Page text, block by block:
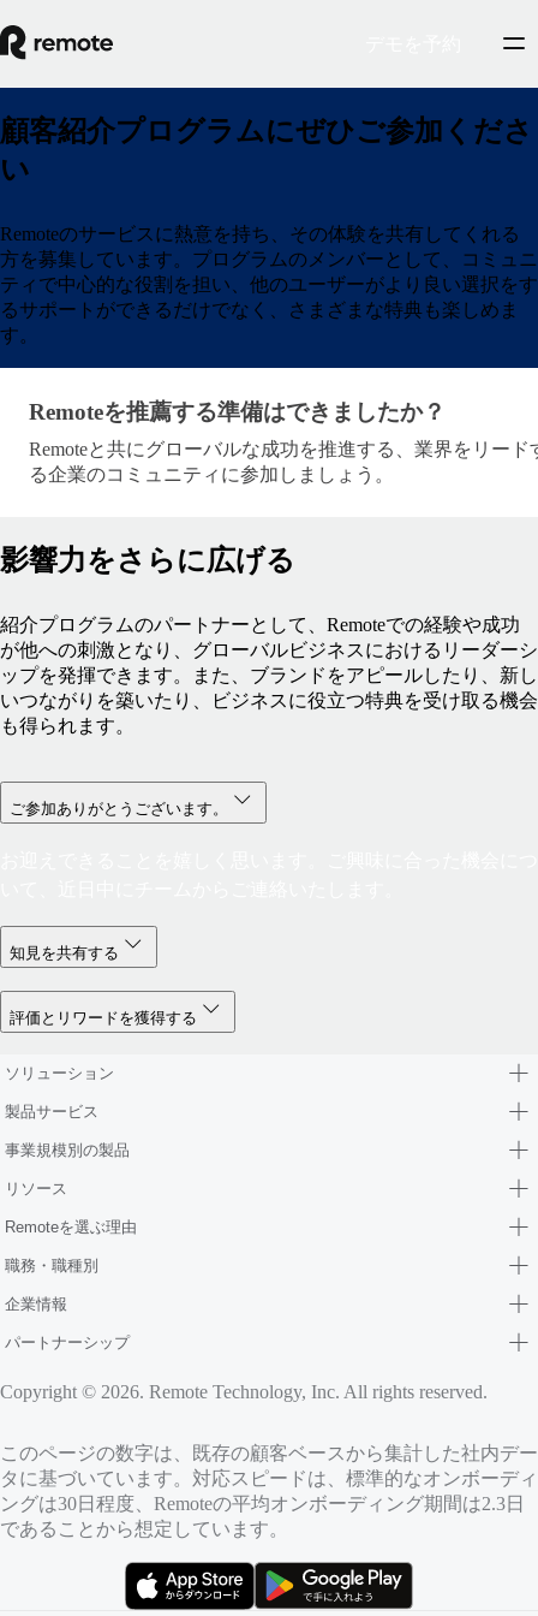
顧客紹介プログラムにぜひご参加くださ
い
Remoteのサービスに熱意を持ち、その体験を共有してくれる
方を募集しています。プログラムのメンバーとして、コミュニ
ティで中心的な役割を担い、他のユーザーがより良い選択をす
るサポートができるだけでなく、さまざまな特典も楽しめま
す。
Ready to become a Remote Advocate?
Remoteを推薦する準備はできましたか？
Remoteと共にグローバルな成功を推進する、業界をリード
る企業のコミュニティに参加しましょう。
影響力をさらに広げる
紹介プログラムのパートナーとして、Remoteでの経験や成功
が他への刺激となり、グローバルビジネスにおけるリーダーシ
ップを発揮できます。また、ブランドをアピールしたり、新し
いつながりを築いたり、ビジネスに役立つ特典を受け取る機会
も得られます。
ご参加ありがとうございます。
知見を共有する
評価とリワードを獲得する
ソリューション
製品サービス
事業規模別の製品
リソース
Remoteを選ぶ理由
職務・職種別
企業情報
パートナーシップ
Copyright © 2026. Remote Technology, Inc. All rights reserved.
このページの数字は、既存の顧客ベースから集計した社内デー
タに基づいています。対応スピードは、標準的なオンボーディ
ングは30日程度、Remoteの平均オンボーディング期間は2.3日
であることから想定しています。